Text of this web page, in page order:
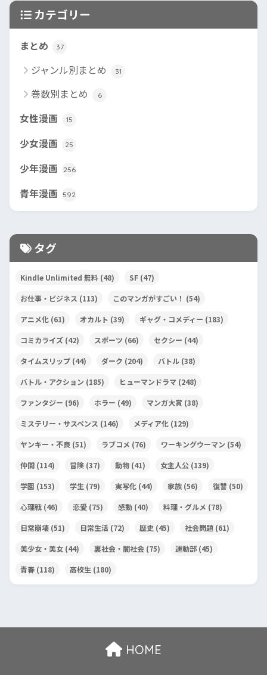
カテゴリー
まとめ 37
ジャンル別まとめ 31
巻数別まとめ 6
女性漫画 15
少女漫画 25
少年漫画 256
青年漫画 592
タグ
Kindle Unlimited 無料 (48) SF (47)
お仕事・ビジネス (113) このマンガがすごい！ (54)
アニメ化 (61) オカルト (39) ギャグ・コメディー (183)
コミカライズ (42) スポーツ (66) セクシー (44)
タイムスリップ (44) ダーク (204) バトル (38)
バトル・アクション (185) ヒューマンドラマ (248)
ファンタジー (96) ホラー (49) マンガ大賞 (38)
ミステリー・サスペンス (146) メディア化 (129)
ヤンキー・不良 (51) ラブコメ (76) ワーキングウーマン (54)
仲間 (114) 冒険 (37) 動物 (41) 女主人公 (139)
学園 (153) 学生 (79) 実写化 (44) 家族 (56) 復讐 (50)
心理戦 (46) 恋愛 (75) 感動 (40) 料理・グルメ (78)
日常崩壊 (51) 日常生活 (72) 歴史 (45) 社会問題 (61)
美少女・美女 (44) 裏社会・闇社会 (75) 運動部 (45)
青春 (118) 高校生 (180)
HOME